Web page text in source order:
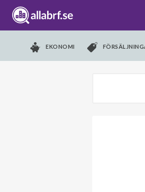
EKONOMI